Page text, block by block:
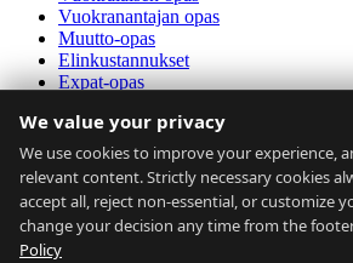
Vuokranantajan opas
Muutto-opas
Elinkustannukset
Expat-opas
Kohtuuhintaisuuslaskuri
Markkinatiedot
Tietoa meistä
Tietoa meistä
Yhteystiedot
We value your privacy
We use cookies to improve your experience,
relevant content. Strictly necessary cookies
accept all, reject non-essential, or customize
change your decision any time from the
Policy